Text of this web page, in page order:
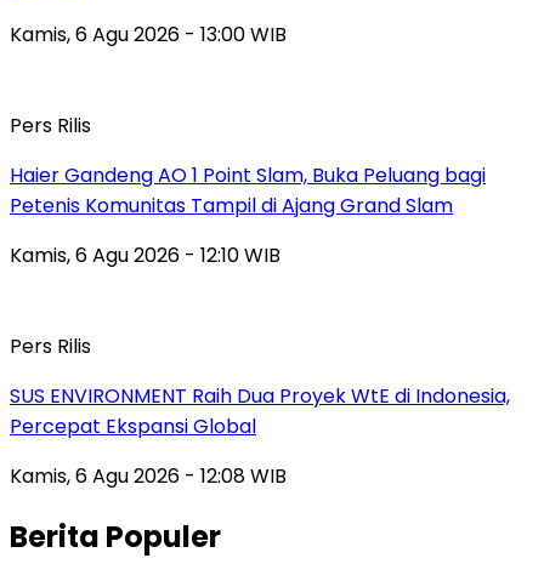
Kamis, 6 Agu 2026 - 13:00 WIB
Pers Rilis
Haier Gandeng AO 1 Point Slam, Buka Peluang bagi
Petenis Komunitas Tampil di Ajang Grand Slam
Kamis, 6 Agu 2026 - 12:10 WIB
Pers Rilis
SUS ENVIRONMENT Raih Dua Proyek WtE di Indonesia,
Percepat Ekspansi Global
Kamis, 6 Agu 2026 - 12:08 WIB
Berita Populer